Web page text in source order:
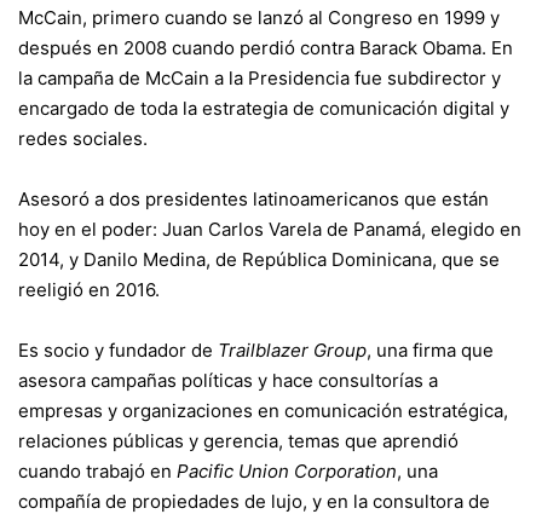
McCain, primero cuando se lanzó al Congreso en 1999 y
después en 2008 cuando perdió contra Barack Obama. En
la campaña de McCain a la Presidencia fue subdirector y
encargado de toda la estrategia de comunicación digital y
redes sociales.
Asesoró a dos presidentes latinoamericanos que están
hoy en el poder: Juan Carlos Varela de Panamá, elegido en
2014, y Danilo Medina, de República Dominicana, que se
reeligió en 2016.
Es socio y fundador de Trailblazer Group, una firma que
asesora campañas políticas y hace consultorías a
empresas y organizaciones en comunicación estratégica,
relaciones públicas y gerencia, temas que aprendió
cuando trabajó en Pacific Union Corporation, una
compañía de propiedades de lujo, y en la consultora de